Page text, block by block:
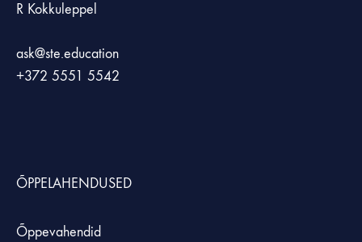
R Kokkuleppel
ask@ste.education
+372 5551 5542
ÕPPELAHENDUSED
Õppevahendid